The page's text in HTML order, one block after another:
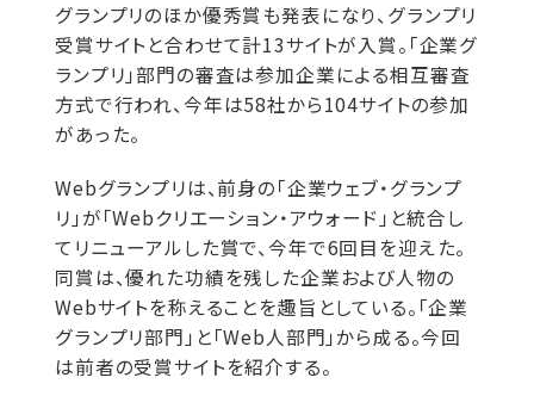
グランプリのほか優秀賞も発表になり、グランプリ
受賞サイトと合わせて計13サイトが入賞。「企業グ
ランプリ」部門の審査は参加企業による相互審査
方式で行われ、今年は58社から104サイトの参加
があった。
Webグランプリは、前身の「企業ウェブ・グランプ
リ」が「Webクリエーション・アウォード」と統合し
てリニューアルした賞で、今年で6回目を迎えた。
同賞は、優れた功績を残した企業および人物の
Webサイトを称えることを趣旨としている。「企業
グランプリ部門」と「Web人部門」から成る。今回
は前者の受賞サイトを紹介する。